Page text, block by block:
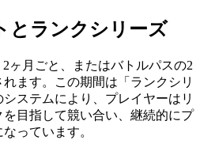
とランクシリーズ
ヶ月ごと、またはバトルパスの2
ます。この期間は「ランクシリ
ステムにより、プレイヤーはリ
目指して競い合い、継続的にプ
っています。